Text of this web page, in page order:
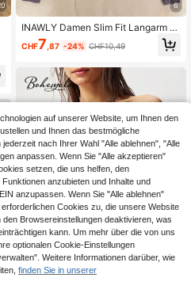
6
INAWLY Damen Slim Fit Langarm 2-
in-1 T-Shirt
CHF7 ,87 -24% CHF10,49
auf unserer Website, um Ihnen den
und Ihnen das bestmögliche
nach Ihrer Wahl "Alle ablehnen", "Alle
anpassen. Wenn Sie "Alle akzeptieren"
setzen, die uns helfen, den
anzubieten und Inhalte und
anzupassen. Wenn Sie "Alle ablehnen"
Cookies zu, die unsere Website
Browsereinstellungen deaktivieren, was
kann. Um mehr über die von uns
optionalen Cookie-Einstellungen
Weitere Informationen darüber, wie
finden Sie in unserer